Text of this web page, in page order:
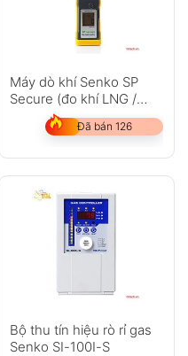
Máy dò khí Senko SP
Secure (đo khí LNG /
LPG,H2,Xylen)
Đã bán 126
Bộ thu tín hiệu rò rỉ gas
Senko SI-100I-S